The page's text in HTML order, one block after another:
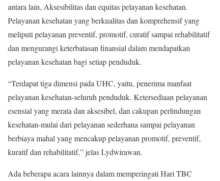
antara lain, Aksesibilitas dan equitas pelayanan kesehatan.
Pelayanan kesehatan yang berkualitas dan komprehensif yang
meliputi pelayanan preventif, promotif, curatif sampai rehabilitatif
dan mengurangi keterbatasan finansial dalam mendapatkan
pelayanan kesehatan bagi setiap penduduk.
“Terdapat tiga dimensi pada UHC, yaitu, penerima manfaat
pelayanan kesehatan-seluruh penduduk. Ketersediaan pelayanan
esensial yang merata dan aksesibel, dan cakupan perlindungan
kesehatan-mulai dari pelayanan sederhana sampai pelayanan
berbiaya mahal yang mencakup pelayanan promotif, preventif,
kuratif dan rehabilitatif,” jelas Lydwirawan.
Ada beberapa acara lainnya dalam memperingati Hari TBC